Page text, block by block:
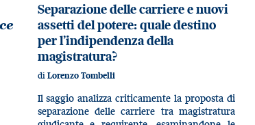
Separazione delle carriere e nuovi
assetti del potere: quale destino
per l’indipendenza della
magistratura?
di Lorenzo Tombelli
Il saggio analizza criticamente la proposta di
separazione delle carriere tra magistratura